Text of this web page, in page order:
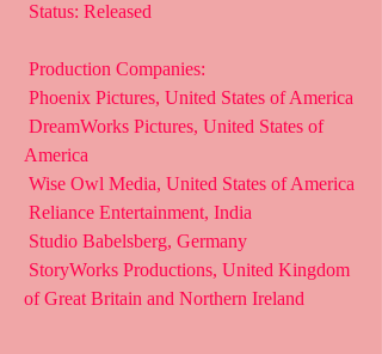
Status: Released
Production Companies:
Phoenix Pictures, United States of America
America
Wise Owl Media, United States of America
Reliance Entertainment, India
Studio Babelsberg, Germany
of Great Britain and Northern Ireland